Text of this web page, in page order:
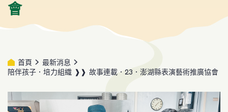
會
首頁
最新消息
陪伴孩子．培力組織 ❱❱ 故事連載．23．澎湖縣表演藝術推廣協會